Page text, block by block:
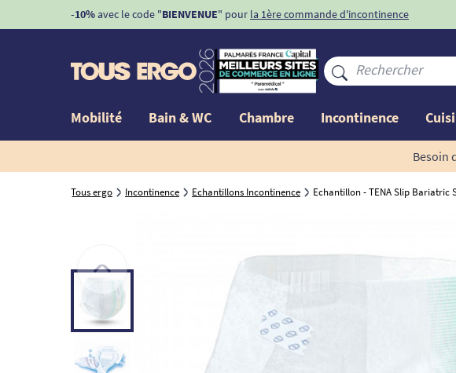
Livraison offerte dès159€et dès 99€sur l'incontinence Voir conditions
Mobilité Bain & WC Chambre Incontinence
Besoin
Tous ergo Incontinence Echantillons Incontinence Echantillon - TENA Slip Bariatric